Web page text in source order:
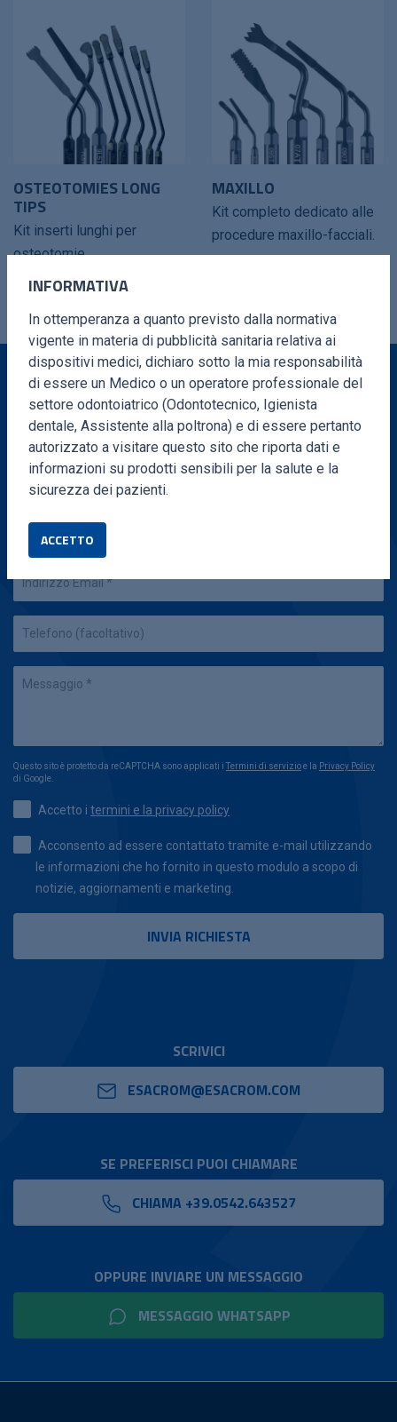
OSTEOTOMIES LONG
TIPS
Kit inserti lunghi per
osteotomie.
MAXILLO
Kit completo dedicato alle
procedure maxillo-facciali.
VUOI MAGGIORI INFORMAZIONI?
Compila il form e ti ricontatteremo in brevissimo
tempo
Questo sito è protetto da reCAPTCHA sono applicati i Termini di servizioe la Privacy Policy
di Google.
Accetto i termini e la privacy policy
Acconsento ad essere contattato tramite e-mail utilizzando
le informazioni che ho fornito in questo modulo a scopo di
notizie, aggiornamenti e marketing.
SCRIVICI
ESACROM@ESACROM.COM
SE PREFERISCI PUOI CHIAMARE
CHIAMA +39.0542.643527
OPPURE INVIARE UN MESSAGGIO
MESSAGGIO WHATSAPP
INFORMATIVA
In ottemperanza a quanto previsto dalla normativa
vigente in materia di pubblicità sanitaria relativa ai
dispositivi medici, dichiaro sotto la mia responsabilità
di essere un Medico o un operatore professionale del
settore odontoiatrico (Odontotecnico, Igienista
dentale, Assistente alla poltrona) e di essere pertanto
autorizzato a visitare questo sito che riporta dati e
informazioni su prodotti sensibili per la salute e la
sicurezza dei pazienti.
ACCETTO